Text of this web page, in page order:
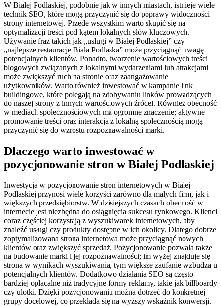
W Białej Podlaskiej, podobnie jak w innych miastach, istnieje wiele
technik SEO, które mogą przyczynić się do poprawy widoczności
strony internetowej. Przede wszystkim warto skupić się na
optymalizacji treści pod kątem lokalnych słów kluczowych.
Używanie fraz takich jak „usługi w Białej Podlaskiej” czy
„najlepsze restauracje Biała Podlaska” może przyciągnąć uwagę
potencjalnych klientów. Ponadto, tworzenie wartościowych treści
blogowych związanych z lokalnymi wydarzeniami lub atrakcjami
może zwiększyć ruch na stronie oraz zaangażowanie
użytkowników. Warto również inwestować w kampanie link
buildingowe, które polegają na zdobywaniu linków prowadzących
do naszej strony z innych wartościowych źródeł. Również obecność
w mediach społecznościowych ma ogromne znaczenie; aktywne
promowanie treści oraz interakcja z lokalną społecznością mogą
przyczynić się do wzrostu rozpoznawalności marki.
Dlaczego warto inwestować w
pozycjonowanie stron w Białej Podlaskiej
Inwestycja w pozycjonowanie stron internetowych w Białej
Podlaskiej przynosi wiele korzyści zarówno dla małych firm, jak i
większych przedsiębiorstw. W dzisiejszych czasach obecność w
internecie jest niezbędna do osiągnięcia sukcesu rynkowego. Klienci
coraz częściej korzystają z wyszukiwarek internetowych, aby
znaleźć usługi czy produkty dostępne w ich okolicy. Dlatego dobrze
zoptymalizowana strona internetowa może przyciągnąć nowych
klientów oraz zwiększyć sprzedaż. Pozycjonowanie pozwala także
na budowanie marki i jej rozpoznawalności; im wyżej znajduje się
strona w wynikach wyszukiwania, tym większe zaufanie wzbudza u
potencjalnych klientów. Dodatkowo działania SEO są często
bardziej opłacalne niż tradycyjne formy reklamy, takie jak billboardy
czy ulotki. Dzięki pozycjonowaniu można dotrzeć do konkretnej
grupy docelowej, co przekłada się na wyższy wskaźnik konwersji.